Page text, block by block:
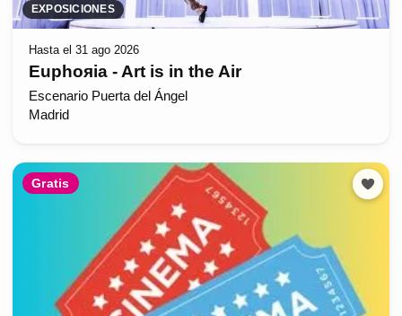
EXPOSICIONES
Hasta el 31 ago 2026
Euphoяia - Art is in the Air
Escenario Puerta del Ángel
Madrid
Gratis